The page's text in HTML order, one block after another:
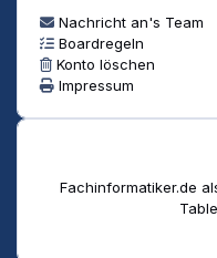
Nachricht an's Team
Boardregeln
Konto löschen
Impressum
Fachinformatiker.de